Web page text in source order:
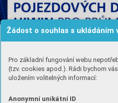
Žádost o souhlas s
Pro základní fungování webu
(tzv. cookies apod.). Rádi bychom
uložením volitelných informací:
Anonymní unikátní ID